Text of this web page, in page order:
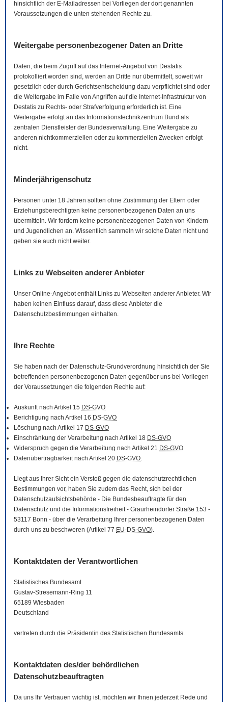
hinsichtlich der E-Mail adressen bei Vorliegen der dort genannten
Voraussetzungen die unten stehenden Rechte zu.
Weitergabe personenbezogener Daten an Dritte
Daten, die beim Zugriff auf das Internet-Angebot von Destatis
protokolliert worden sind, werden an Dritte nur übermittelt, soweit wir
gesetzlich oder durch Gerichtsentscheidung dazu verpflichtet sind oder
die Weitergabe im Falle von Angriffen auf die Internet-Infrastruktur von
Destatis zu Rechts- oder Strafverfolgung erforderlich ist. Eine
Weitergabe erfolgt an das Informationstechnikzentrum Bund als
zentralen Dienstleister der Bundesverwaltung. Eine Weitergabe zu
anderen nichtkommerziellen oder zu kommerziellen Zwecken erfolgt
nicht.
Minderjährigenschutz
Personen unter 18 Jahren sollten ohne Zustimmung der Eltern oder
Erziehungsberechtigten keine personenbezogenen Daten an uns
übermitteln. Wir fordern keine personenbezogenen Daten von Kindern
und Jugendlichen an. Wissentlich sammeln wir solche Daten nicht und
geben sie auch nicht weiter.
Links zu Webseiten anderer Anbieter
Unser Online-Angebot enthält Links zu Webseiten anderer Anbieter. Wir
haben keinen Einfluss darauf, dass diese Anbieter die
Datenschutzbestimmungen einhalten.
Ihre Rechte
Sie haben nach der Datenschutz-Grundverordnung hinsichtlich der Sie
betreffenden personenbezogenen Daten gegenüber uns bei Vorliegen
der Voraussetzungen die folgenden Rechte auf:
Auskunft nach Artikel 15 DS-GVO
Berichtigung nach Artikel 16 DS-GVO
Löschung nach Artikel 17 DS-GVO
Einschränkung der Verarbeitung nach Artikel 18 DS-GVO
Widerspruch gegen die Verarbeitung nach Artikel 21 DS-GVO
Datenübertragbarkeit nach Artikel 20 DS-GVO.
Liegt aus Ihrer Sicht ein Verstoß gegen die datenschutzrechtlichen
Bestimmungen vor, haben Sie zudem das Recht, sich bei der
Datenschutzaufsichtsbehörde - Die Bundesbeauftragte für den
Datenschutz und die Informationsfreiheit - Graurheindorfer Straße 153 -
53117 Bonn - über die Verarbeitung Ihrer personenbezogenen Daten
durch uns zu beschweren (Artikel 77 EU-DS-GVO).
Kontaktdaten der Verantwortlichen
Statistisches Bundesamt
Gustav-Stresemann-Ring 11
65189 Wiesbaden
Deutschland
vertreten durch die Präsidentin des Statistischen Bundesamts.
Kontaktdaten des/der behördlichen
Datenschutzbeauftragten
Da uns Ihr Vertrauen wichtig ist, möchten wir Ihnen jederzeit Rede und